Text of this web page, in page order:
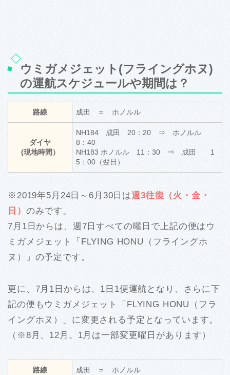
ウミガメジェット(フライングホヌ)
の運航スケジュールや期間は？
路線 成田 ＝ ホノルル
ダイヤ
(現地時間）
NH184 成田 20：20 ⇒ ホノルル
8：40
NH183 ホノルル 11：30 ⇒ 成田 1
5：00（翌日）
※2019年5月24日～6月30日は週3往復（火・金・
日） のみです。
7月1日からは、週7日すべての曜日で上記の便はウ
ミガメジェット「FLYING HONU（フライングホ
ヌ）」の予定です。
更に、7月1日からは、1日1便運航となり、さらに下
記の便もウミガメジェット「FLYING HONU（フラ
イングホヌ）」に変更される予定となっています。
（※8月、12月。1月は一部変更曜日があります）
路線 成田 ＝ ホノルル